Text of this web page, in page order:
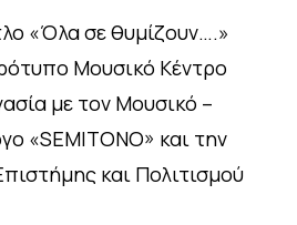
«Όλα σε θυμίζουν….»
Μουσικό Κέντρο
με τον Μουσικό –
«SEMITONO» και την
και Πολιτισμού